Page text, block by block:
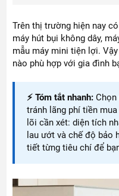
Trên thị trường hiện nay
máy hút bụi không dây,
mẫu máy mini tiện lợi.
nào phù hợp với gia đình
⚡ Tóm tắt nhanh:
tránh lãng phí tiền
lõi cần xét: diện tích
lau ướt và chế độ bảo
tiết từng tiêu chí để